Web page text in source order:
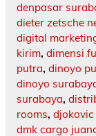
denpasar
dieter zetsche
digital
kirim, dimensi
putra, dinoyo
dinoyo
surabaya,
rooms,
dmk cargo